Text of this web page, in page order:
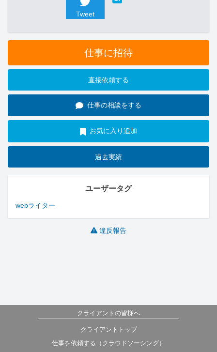
Tweet
仕事に招待
直接依頼する
仕事の相談をする
お気に入り追加
過去実績
ユーザータグ
webライター
違反報告
クライアントの皆様へ
クライアントトップ
仕事を依頼する（クラウドソーシング）